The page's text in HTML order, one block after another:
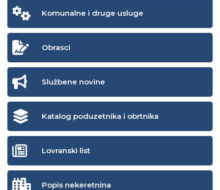
Komunalne i druge usluge
Obrasci
Službene novine
Katalog poduzetnika i obrtnika
Lovranski list
Popis nekeretnina